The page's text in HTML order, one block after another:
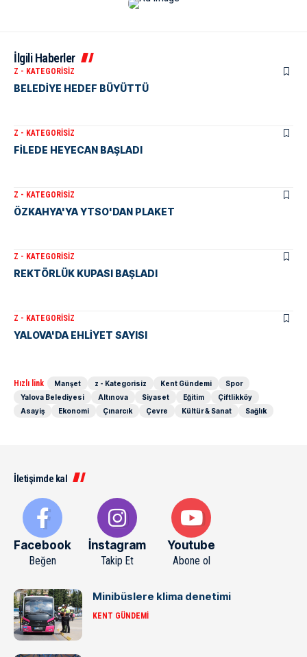
İlgili Haberler
Z - KATEGORISIZ
BELEDİYE HEDEF BÜYÜTTÜ
Z - KATEGORISIZ
FİLEDE HEYECAN BAŞLADI
Z - KATEGORISIZ
ÖZKAHYA'YA YTSO'DAN PLAKET
Z - KATEGORISIZ
REKTÖRLÜK KUPASI BAŞLADI
Z - KATEGORISIZ
YALOVA'DA EHLİYET SAYISI
Hızlı link Manşet z - Kategorisiz Kent Gündemi
Spor
Yalova Belediyesi
Altınova Siyaset Eğitim
Çiftlikköy
Asayiş
Ekonomi Çınarcık Çevre Kültür & Sanat Sağlık
İletişimde kal
Facebook
Beğen
İnstagram
Takip Et
Youtube
Abone ol
Minibüslere klima denetimi
KENT GÜNDEMI